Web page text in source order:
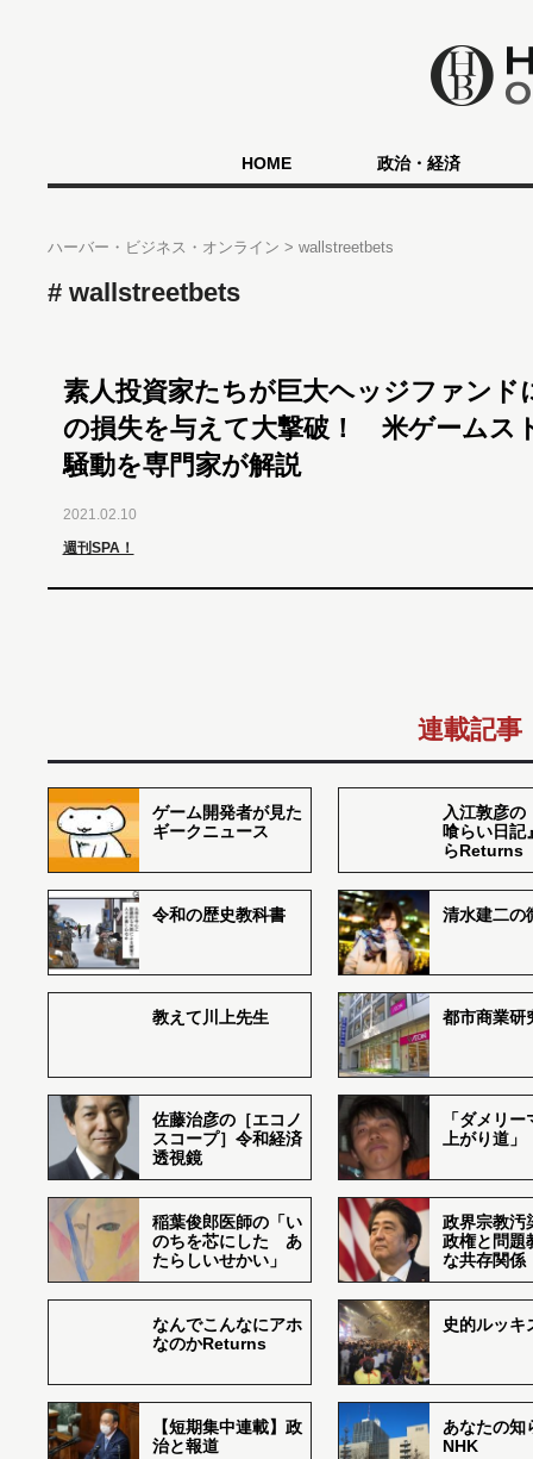
HOME 政治・経済
ハーバー・ビジネス・オンライン wallstreetbets
wallstreetbets
素人投資家たちが巨大ヘッジファンド
の損失を与えて大撃破！ 米ゲームス
騒動を専門家が解説
2021.02.10
週刊SPA！
連載記事
ゲーム開発者が見た
ギークニュース
入江敦彦の
喰らい日記
らReturns
令和の歴史教科書 清水建二の
教えて川上先生 都市商業研
佐藤治彦の［エコノ
スコープ］令和経済
透視鏡
「ダメリ
上がり道」
稲葉俊郎医師の「い
のちを芯にした あ
たらしいせかい」
政界宗教汚
政権と問題
な共存関係
なんでこんなにアホ
なのかReturns
史的ルッキ
【短期集中連載】政
治と報道
あなたの知
NHK